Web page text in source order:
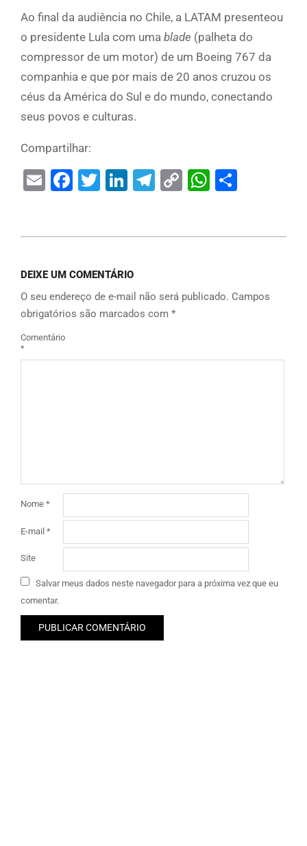
Ao final da audiência no Chile, a LATAM presenteou
o presidente Lula com uma blade (palheta do
compressor de um motor) de um Boeing 767 da
companhia e que por mais de 20 anos cruzou os
céus da América do Sul e do mundo, conectando
seus povos e culturas.
Compartilhar:
EmailFacebook
Twitter
LinkedIn
Telegram
Copy
DEIXE UM COMENTÁRIO
O seu endereço de e-mail não será publicado. Campos
obrigatórios são marcados com *
Comentário
*
Nome *
E-mail *
Site
Salvar meus dados neste navegador para a próxima vez que eu
comentar.